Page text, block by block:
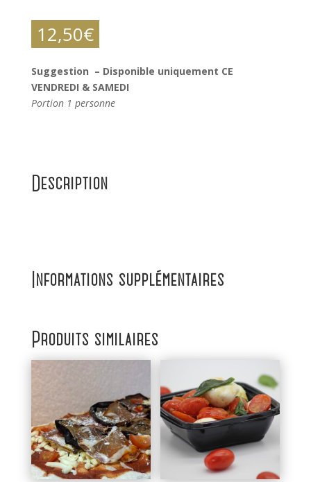
12,50€
Suggestion – Disponible uniquement CE
VENDREDI & SAMEDI
Portion 1 personne
Description
Informations supplémentaires
Produits similaires